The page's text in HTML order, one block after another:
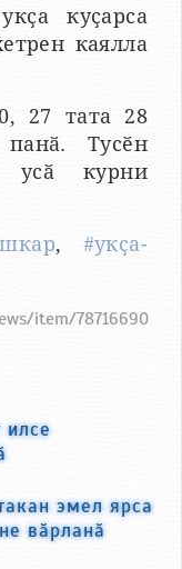
куҫарса
каялла
27 тата 28
Тусӗн
усӑ курни
, #укҫа-
item/78716690
илсе
эмел ярса
вӑрланӑ